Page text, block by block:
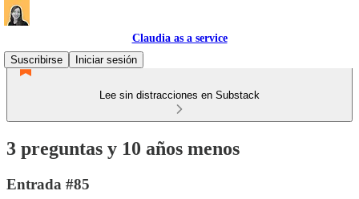
Claudia as a service
Suscribirse
Iniciar sesión
Lee sin distracciones en Substack
3 preguntas y 10 años menos
Entrada #85